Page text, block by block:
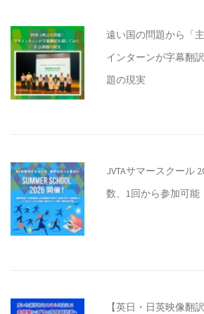
遠い国の問題から「
インターンが字幕翻
題の現実
JVTAサマースクール
数、1回から参加可能
【英日・日英映像翻